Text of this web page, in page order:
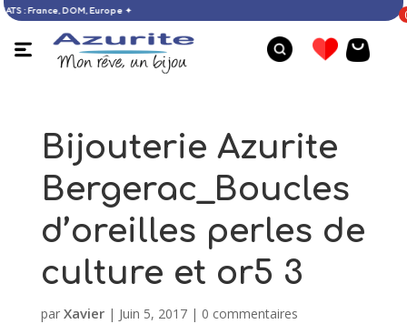
: France, DOM, Europe ✦
Bijouterie Azurite
Bergerac_Boucles
d’oreilles perles de
culture et or5 3
par Xavier| Juin 5, 2017| 0 commentaires